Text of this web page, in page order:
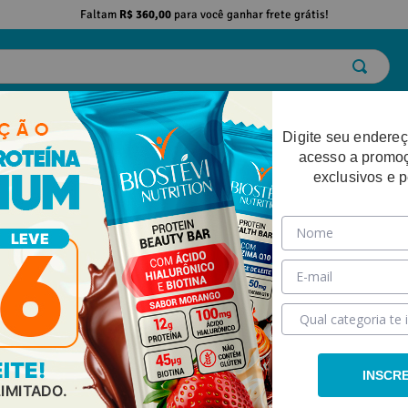
Faltam R$ 360,00para você ganhar frete grátis!
EMAGRECIMENTO DESEMPENHO FÍSICO
Digite seu
acesso a
exclusivos e